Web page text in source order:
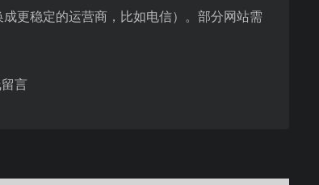
更稳定的运营商，比如电信）。部分网站需
言